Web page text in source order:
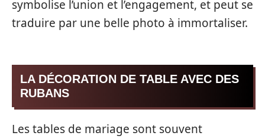
symbolise l’union et l’engagement, et peut se
traduire par une belle photo à immortaliser.
LA DÉCORATION DE TABLE AVEC DES
RUBANS
Les tables de mariage sont souvent